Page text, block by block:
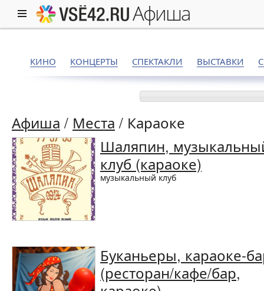
афиша
КИНО КОНЦЕРТЫ СПЕКТАКЛИ ВЫСТАВКИ
Афиша / Места / Караоке
Шаляпин,
клуб (караоке)
музыкальный клуб
Буканьеры, караоке-
(ресторан/кафе/бар,